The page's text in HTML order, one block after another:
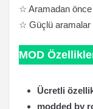
☆ Aramadan önce
☆ Güçlü aramalar
MOD
Ücretli
modded by